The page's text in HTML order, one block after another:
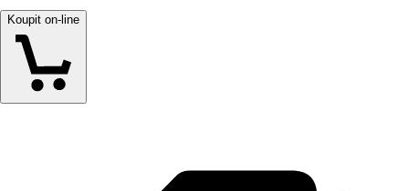
Koupit on-line